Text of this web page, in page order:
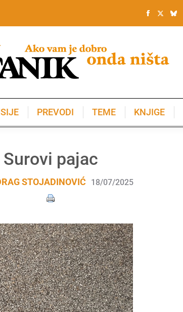
PREVODI TEME KNJIGE
Surovi pajac
STOJADINOVIĆ 18/07/2025
KNJIGE